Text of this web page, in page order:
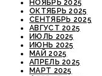
НОЯБРЬ 2025
ОКТЯБРЬ 2025
СЕНТЯБРЬ 2025
АВГУСТ 2025
ИЮЛЬ 2025
ИЮНЬ 2025
МАЙ 2025
АПРЕЛЬ 2025
МАРТ 2025